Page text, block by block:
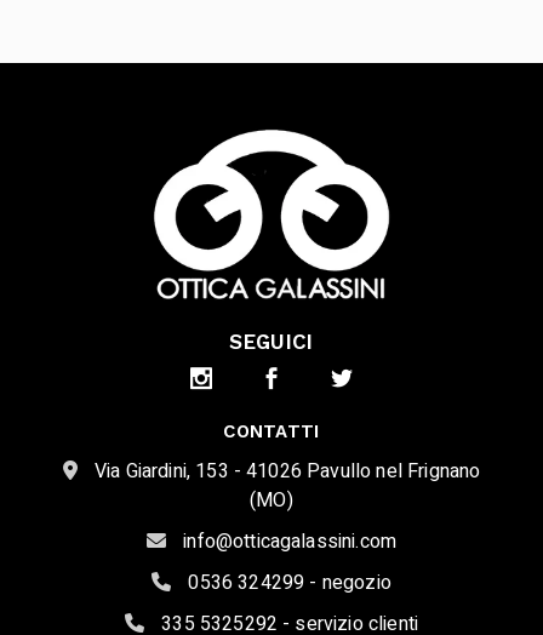
SEGUICI
CONTATTI
Via Giardini, 153 - 41026 Pavullo nel Frignano
(MO)
info@otticagalassini.com
0536 324299 - negozio
335 5325292 - servizio clienti